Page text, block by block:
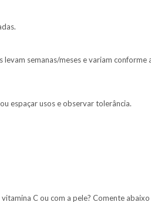
semanas/meses e variam conforme
espaçar usos e observar tolerância.
C ou com a pele? Comente